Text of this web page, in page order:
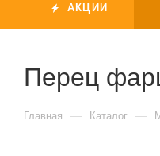
АКЦИИ
Перец
Главная — Каталог —